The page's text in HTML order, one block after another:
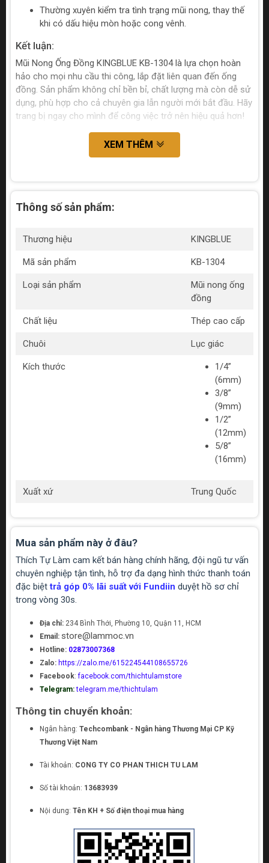
Thường xuyên kiểm tra tình trạng mũi nong, thay thế
khi có dấu hiệu mòn hoặc cong vênh.
Kết luận:
Mũi Nong Ống Đồng KINGBLUE KB-1304 là lựa chọn hoàn
hảo cho mọi nhu cầu thi công, lắp đặt liên quan đến ống
đồng. Sản phẩm không chỉ bền bỉ, chất lượng mà còn dễ sử
dụng, phù hợp cho cả chuyên gia lẫn người mới bắt đầu. Hãy
trang bị ngay cho mình để công việc trở nên hiệu quả hơn!
XEM THÊM
Thông số sản phẩm:
Thương hiệu KINGBLUE
Mã sản phẩm KB-1304
Loại sản phẩm
Mũi nong ống
đồng
Chất liệu Thép cao cấp
Chuôi Lục giác
Kích thước
1/4”
(6mm)
3/8”
(9mm)
1/2”
(12mm)
5/8”
(16mm)
Xuất xứ Trung Quốc
Mua sản phẩm này ở đâu?
Thích Tự Làm cam kết bán hàng chính hãng, đội ngũ tư vấn
chuyên nghiệp tận tình, hỗ trợ đa dạng hình thức thanh toán
đặc biệttrả góp 0% lãi suất với Fundiin duyệt hồ sơ chỉ
trong vòng 30s.
Địa chỉ: 234 Bình Thới, Phường 10, Quận 11, HCM
Email: store@lammoc.vn
Hotline: 02873007368
Zalo: https://zalo.me/615224544108655726
Facebook:facebook.com/thichtulamstore
Telegram: telegram.me/thichtulam
Thông tin chuyển khoản:
Ngân hàng: Techcombank - Ngân hàng Thương Mại CP Kỹ
Thương Việt Nam
Tài khoản: CONG TY CO PHAN THICH TU LAM
Số tài khoản: 13683939
Nội dung: Tên KH + Số điện thoại mua hàng